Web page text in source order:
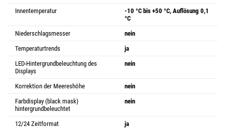
Innentemperatur
-10 °C bis +50 °C, Auflösung 0,1
°C
Niederschlagsmesser
nein
Temperaturtrends
ja
LED-Hintergrundbeleuchtung des
Displays
nein
Korrektion der Meereshöhe
nein
Farbdisplay (black mask)
hintergrundbeleuchtet
nein
12/24 Zeitformat
ja